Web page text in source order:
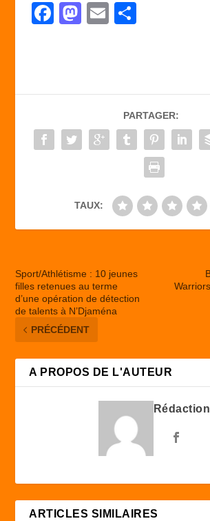
F
b
o
o
M
d
o
n
E
er
PARTAGER:
TAUX:
Sport/Athlétisme : 10 jeunes
filles retenues au terme
d’une opération de détection
de talents à N’Djaména
PRÉCÉDENT
A PROPOS DE L'AUTEUR
Rédaction
ARTICLES SIMILAIRES